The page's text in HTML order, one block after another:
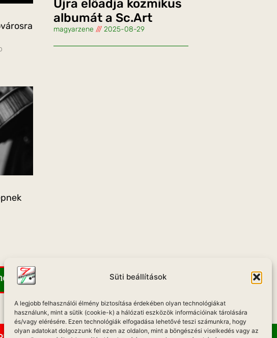
Süti beállítások
A legjobb felhasználói élmény biztosítása érdekében olyan technológiákat
használunk, mint a sütik (cookie-k) a hálózati eszközök információinak tárolására
és/vagy elérésére. Ezen technológiák elfogadása lehetővé teszi számunkra, hogy
olyan adatokat dolgozzunk fel ezen az oldalon, mint a böngészési viselkedés vagy az
Újra előadja kozmikus
albumát a Sc.Art
magyarzene 2025-08-29